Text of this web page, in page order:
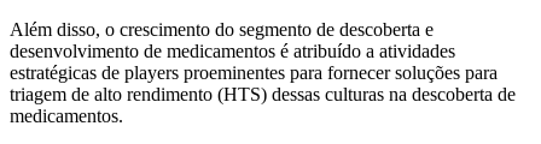
Além disso, o crescimento do segmento de descoberta e
desenvolvimento de medicamentos é atribuído a atividades
estratégicas de players proeminentes para fornecer soluções para
triagem de alto rendimento (HTS) dessas culturas na descoberta de
medicamentos.